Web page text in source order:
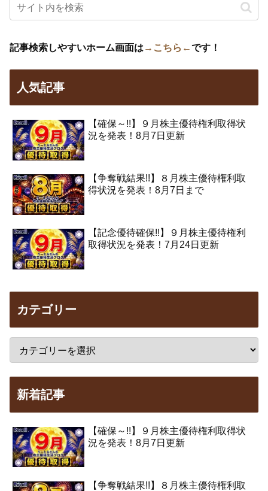
記事検索しやすいホーム画面は →こちら←です！
人気記事
【確保～!!】９月株主優待権利取得状
況を発表！8月7日更新
【争奪戦結果!!】８月株主優待権利取
得状況を発表！8月7日まで
【記念優待確保!!】９月株主優待権利
取得状況を発表！7月24日更新
カテゴリー
新着記事
【確保～!!】９月株主優待権利取得状
況を発表！8月7日更新
【争奪戦結果!!】８月株主優待権利取